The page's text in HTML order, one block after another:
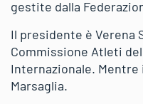
gestite dalla
Il presidente è Verena
Commissione Atleti
Internazionale.
Marsaglia.